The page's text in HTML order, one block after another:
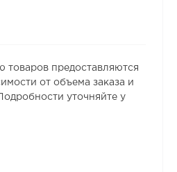
товаров предоставляются
от объема заказа и
уточняйте у